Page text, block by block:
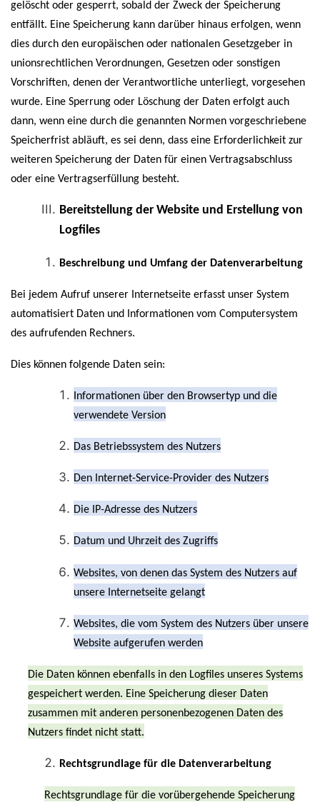
gelöscht oder gesperrt, sobald der Zweck der Speicherung
entfällt. Eine Speicherung kann darüber hinaus erfolgen, wenn
dies durch den europäischen oder nationalen Gesetzgeber in
unionsrechtlichen Verordnungen, Gesetzen oder sonstigen
Vorschriften, denen der Verantwortliche unterliegt, vorgesehen
wurde. Eine Sperrung oder Löschung der Daten erfolgt auch
dann, wenn eine durch die genannten Normen vorgeschriebene
Speicherfrist abläuft, es sei denn, dass eine Erforderlichkeit zur
weiteren Speicherung der Daten für einen Vertragsabschluss
oder eine Vertragserfüllung besteht.
Bereitstellung der Website und Erstellung von
Logfiles
Beschreibung und Umfang der Datenverarbeitung
Bei jedem Aufruf unserer Internetseite erfasst unser System
automatisiert Daten und Informationen vom Computersystem
des aufrufenden Rechners.
Dies können folgende Daten sein:
Informationen über den Browsertyp und die
verwendete Version
Das Betriebssystem des Nutzers
Den Internet-Service-Provider des Nutzers
Die IP-Adresse des Nutzers
Datum und Uhrzeit des Zugriffs
Websites, von denen das System des Nutzers auf
unsere Internetseite gelangt
Websites, die vom System des Nutzers über unsere
Website aufgerufen werden
Die Daten können ebenfalls in den Logfiles unseres Systems
gespeichert werden. Eine Speicherung dieser Daten
zusammen mit anderen personenbezogenen Daten des
Nutzers findet nicht statt.
Rechtsgrundlage für die Datenverarbeitung
Rechtsgrundlage für die vorübergehende Speicherung